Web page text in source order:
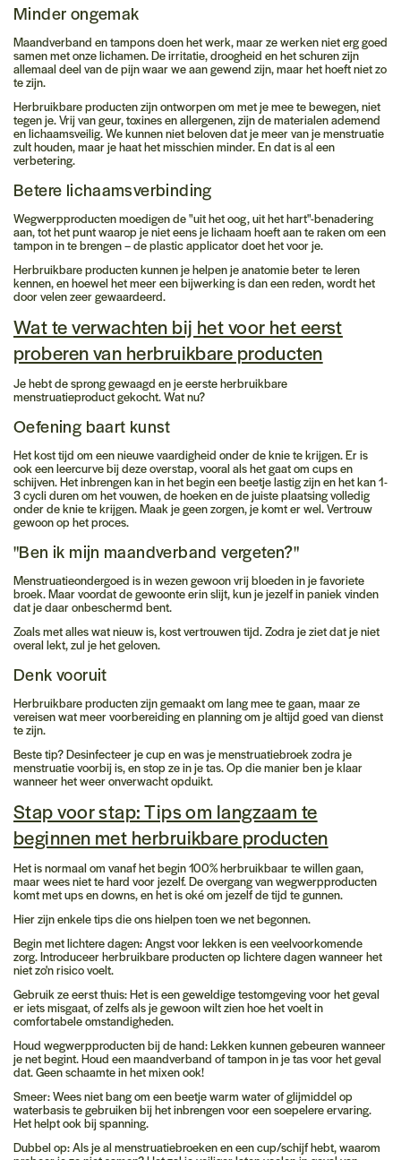
Minder ongemak
Maandverband en tampons doen het werk, maar ze werken niet erg goed
samen met onze lichamen. De irritatie, droogheid en het schuren zijn
allemaal deel van de pijn waar we aan gewend zijn, maar het hoeft niet zo
te zijn.
Herbruikbare producten zijn ontworpen om met je mee te bewegen, niet
tegen je. Vrij van geur, toxines en allergenen, zijn de materialen ademend
en lichaamsveilig. We kunnen niet beloven dat je meer van je menstruatie
zult houden, maar je haat het misschien minder. En dat is al een
verbetering.
Betere lichaamsverbinding
Wegwerpproducten moedigen de "uit het oog, uit het hart"-benadering
aan, tot het punt waarop je niet eens je lichaam hoeft aan te raken om een
tampon in te brengen – de plastic applicator doet het voor je.
Herbruikbare producten kunnen je helpen je anatomie beter te leren
kennen, en hoewel het meer een bijwerking is dan een reden, wordt het
door velen zeer gewaardeerd.
Wat te verwachten bij het voor het eerst
proberen van herbruikbare producten
Je hebt de sprong gewaagd en je eerste herbruikbare
menstruatieproduct gekocht. Wat nu?
Oefening baart kunst
Het kost tijd om een nieuwe vaardigheid onder de knie te krijgen. Er is
ook een leercurve bij deze overstap, vooral als het gaat om cups en
schijven. Het inbrengen kan in het begin een beetje lastig zijn en het kan 1-
3 cycli duren om het vouwen, de hoeken en de juiste plaatsing volledig
onder de knie te krijgen. Maak je geen zorgen, je komt er wel. Vertrouw
gewoon op het proces.
"Ben ik mijn maandverband vergeten?"
Menstruatieondergoed is in wezen gewoon vrij bloeden in je favoriete
broek. Maar voordat de gewoonte erin slijt, kun je jezelf in paniek vinden
dat je daar onbeschermd bent.
Zoals met alles wat nieuw is, kost vertrouwen tijd. Zodra je ziet dat je niet
overal lekt, zul je het geloven.
Denk vooruit
Herbruikbare producten zijn gemaakt om lang mee te gaan, maar ze
vereisen wat meer voorbereiding en planning om je altijd goed van dienst
te zijn.
Beste tip? Desinfecteer je cup en was je menstruatiebroek zodra je
menstruatie voorbij is, en stop ze in je tas. Op die manier ben je klaar
wanneer het weer onverwacht opduikt.
Stap voor stap: Tips om langzaam te
beginnen met herbruikbare producten
Het is normaal om vanaf het begin 100% herbruikbaar te willen gaan,
maar wees niet te hard voor jezelf. De overgang van wegwerpproducten
komt met ups en downs, en het is oké om jezelf de tijd te gunnen.
Hier zijn enkele tips die ons hielpen toen we net begonnen.
Begin met lichtere dagen:Angst voor lekken is een veelvoorkomende
zorg. Introduceer herbruikbare producten op lichtere dagen wanneer het
niet zo'n risico voelt.
Gebruik ze eerst thuis:Het is een geweldige testomgeving voor het geval
er iets misgaat, of zelfs als je gewoon wilt zien hoe het voelt in
comfortabele omstandigheden.
Houd wegwerpproducten bij de hand:Lekken kunnen gebeuren wanneer
je net begint. Houd een maandverband of tampon in je tas voor het geval
dat. Geen schaamte in het mixen ook!
Smeer:Wees niet bang om een beetje warm water of glijmiddel op
waterbasis te gebruiken bij het inbrengen voor een soepelere ervaring.
Het helpt ook bij spanning.
Dubbel op:Als je al menstruatiebroeken en een cup/schijf hebt, waarom